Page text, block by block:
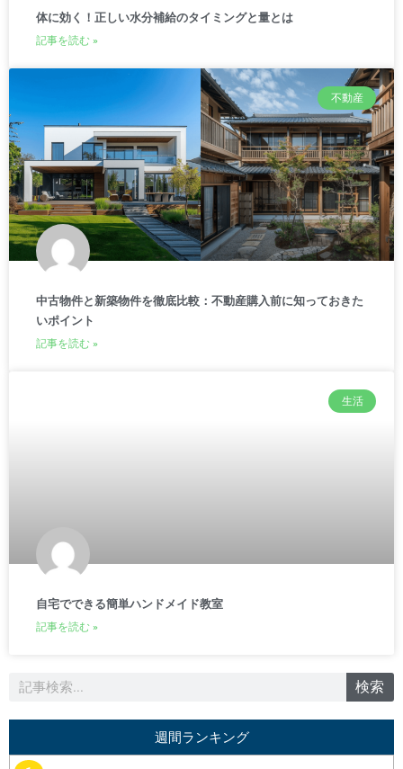
体に効く！正しい水分補給のタイミングと量とは
記事を読む »
不動産
中古物件と新築物件を徹底比較：不動産購入前に知っておきた
いポイント
記事を読む »
生活
自宅でできる簡単ハンドメイド教室
記事を読む »
検
検索
週間ランキング